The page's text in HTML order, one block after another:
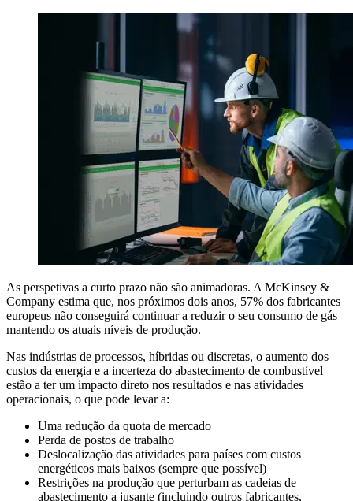
As perspetivas a curto prazo não são animadoras. A McKinsey &
Company estima que, nos próximos dois anos, 57% dos fabricantes
europeus não conseguirá continuar a reduzir o seu consumo de gás
mantendo os atuais níveis de produção.
Nas indústrias de processos, híbridas ou discretas, o aumento dos
custos da energia e a incerteza do abastecimento de combustível
estão a ter um impacto direto nos resultados e nas atividades
operacionais, o que pode levar a:
Uma redução da quota de mercado
Perda de postos de trabalho
Deslocalização das atividades para países com custos
energéticos mais baixos (sempre que possível)
Restrições na produção que perturbam as cadeias de
abastecimento a jusante (incluindo outros fabricantes,